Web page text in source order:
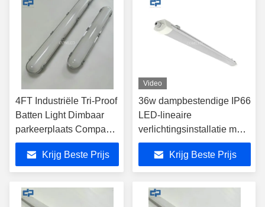
4FT Industriële Tri-Proof
Batten Light Dimbaar
parkeerplaats Compacte
LED Batten armatuur
CE SAA Goedgekeurd
Tri-Proof Lineaire
Lichtarmatuur sensor
dimmen Dampdichte
Krijg Beste Prijs
Video
36w dampbestendige IP66
LED-lineaire
verlichtingsinstallatie met
microgolfsensor 6000K
Krijg Beste Prijs